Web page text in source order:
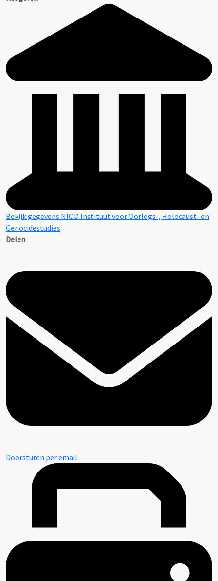
Bekijk gegevens NIOD Instituut voor Oorlogs-, Holocaust- en
Genocidestudies
Delen
Doorsturen per email